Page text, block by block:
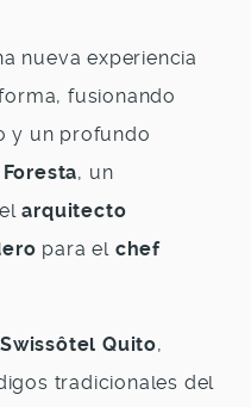
nueva experiencia
fusionando
y un profundo
Foresta, un
elarquitecto
para el chef
Quito,
tradicionales del